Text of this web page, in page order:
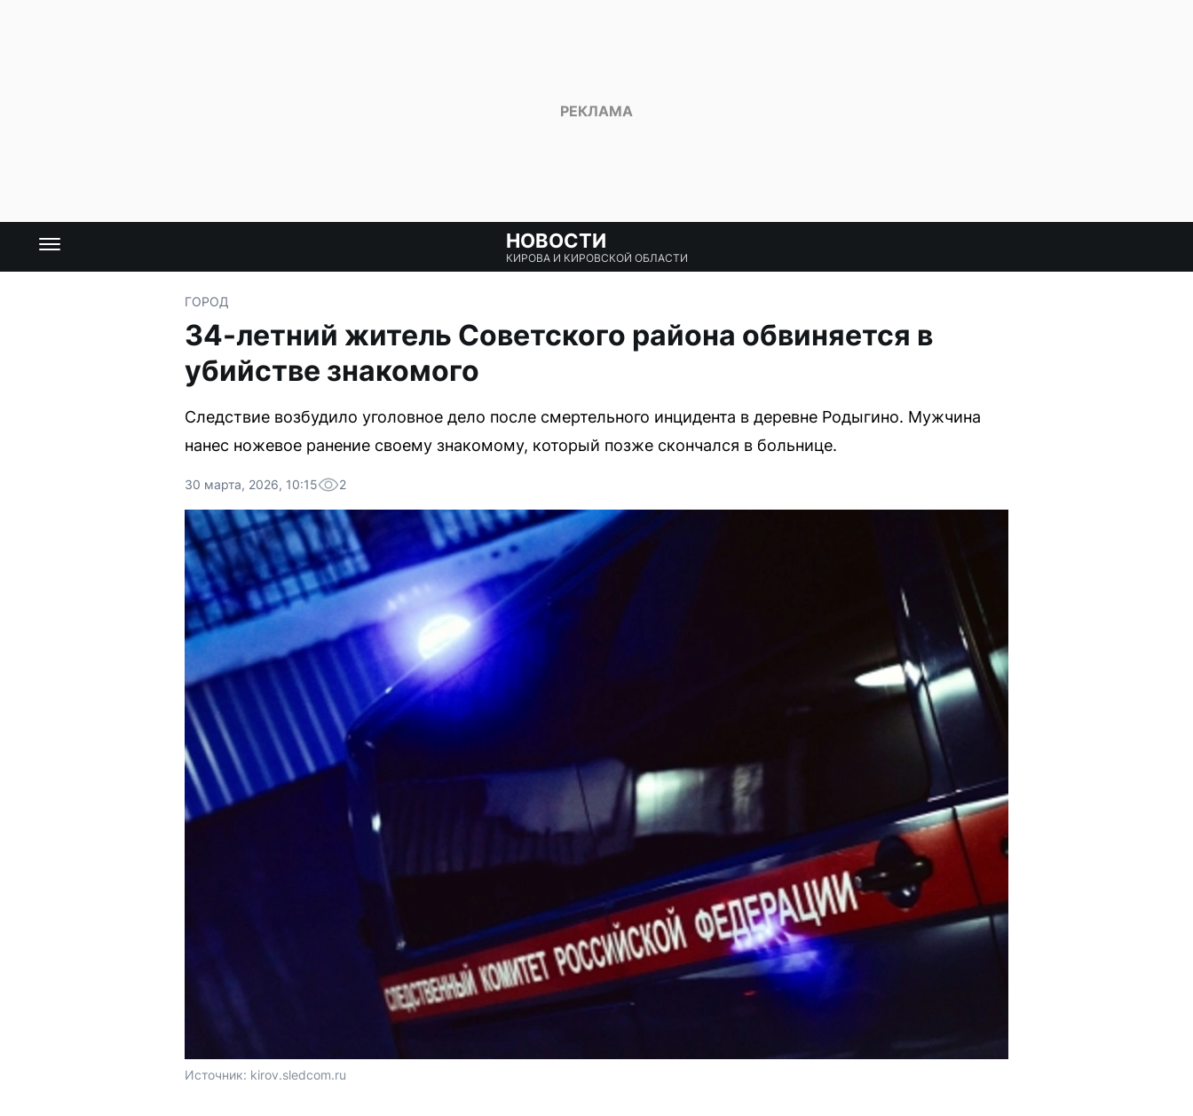
НОВОСТИ
КИРОВА И КИРОВСКОЙ ОБЛАСТИ
ГОРОД
34-летний житель Советского района обвиняется в
убийстве знакомого
Следствие возбудило уголовное дело после смертельного инцидента в деревне Родыгино. Мужчина
нанес ножевое ранение своему знакомому, который позже скончался в больнице.
30 марта, 2026, 10:15 2
Источник: kirov.sledcom.ru